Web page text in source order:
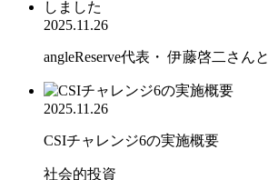
2025.11.26
angleReserve代表・ 伊藤啓二さん
2025.11.26
CSIチャレンジ6の実施概要
社会的投資